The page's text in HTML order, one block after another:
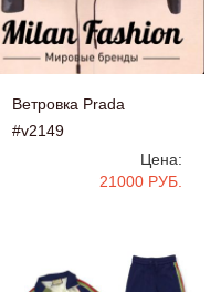
Ветровка Prada
#v2149
Цена:
21000 РУБ.